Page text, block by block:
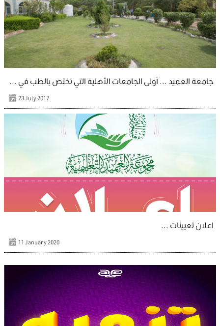
جامعة العميد ... أولى الجامعات الأهلية التي تختص بالطب في ...
23 July 2017
اعلان تعيينات ...
11 January 2020